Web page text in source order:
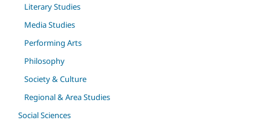
Literary Studies
Media Studies
Performing Arts
Philosophy
Society & Culture
Regional & Area Studies
Social Sciences